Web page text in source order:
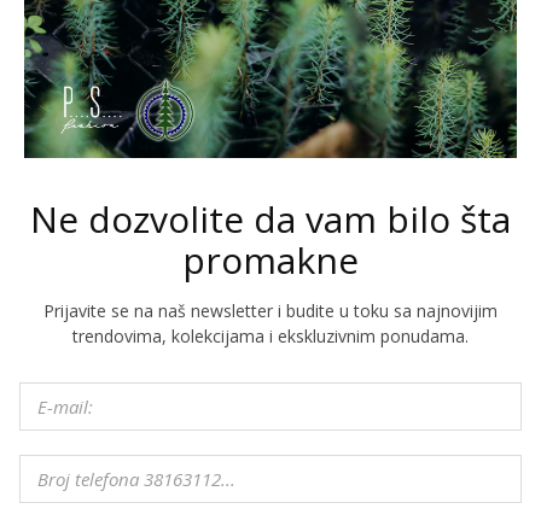
Ne dozvolite da vam bilo šta
promakne
Prijavite se na naš newsletter i budite u toku sa najnovijim
trendovima, kolekcijama i ekskluzivnim ponudama.